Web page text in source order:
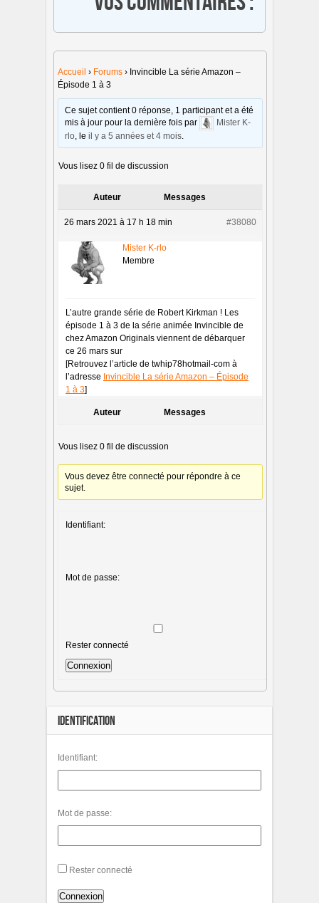
Accueil › Forums › Invincible La série Amazon –
Épisode 1 à 3
Ce sujet contient 0 réponse, 1 participant et a été
mis à jour pour la dernière fois par
Mister K-
rlo , leil y a 5 années et 4 mois
Vous lisez 0 fil de discussion
Auteur Messages
26 mars 2021 à 17 h 18 min #38080
Mister K-rlo
Membre
L’autre grande série de Robert Kirkman ! Les
épisode 1 à 3 de la série animée Invincible de
chez Amazon Originals viennent de débarquer
ce 26 mars sur
[Retrouvez l’article de twhip78hotmail-com à
l’adresse Invincible La série Amazon – Épisode
1 à 3]
Auteur Messages
Vous lisez 0 fil de discussion
Vous devez être connecté pour répondre à ce
sujet.
Identifiant:
Mot de passe:
Rester connecté
Connexion
IDENTIFICATION
Identifiant:
Mot de passe:
Rester connecté
Connexion